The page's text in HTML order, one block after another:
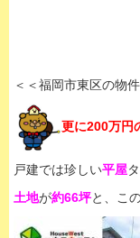
＜＜福岡市東区の物
更に200万円
戸建では珍しい平屋
土地が約66坪と、こ